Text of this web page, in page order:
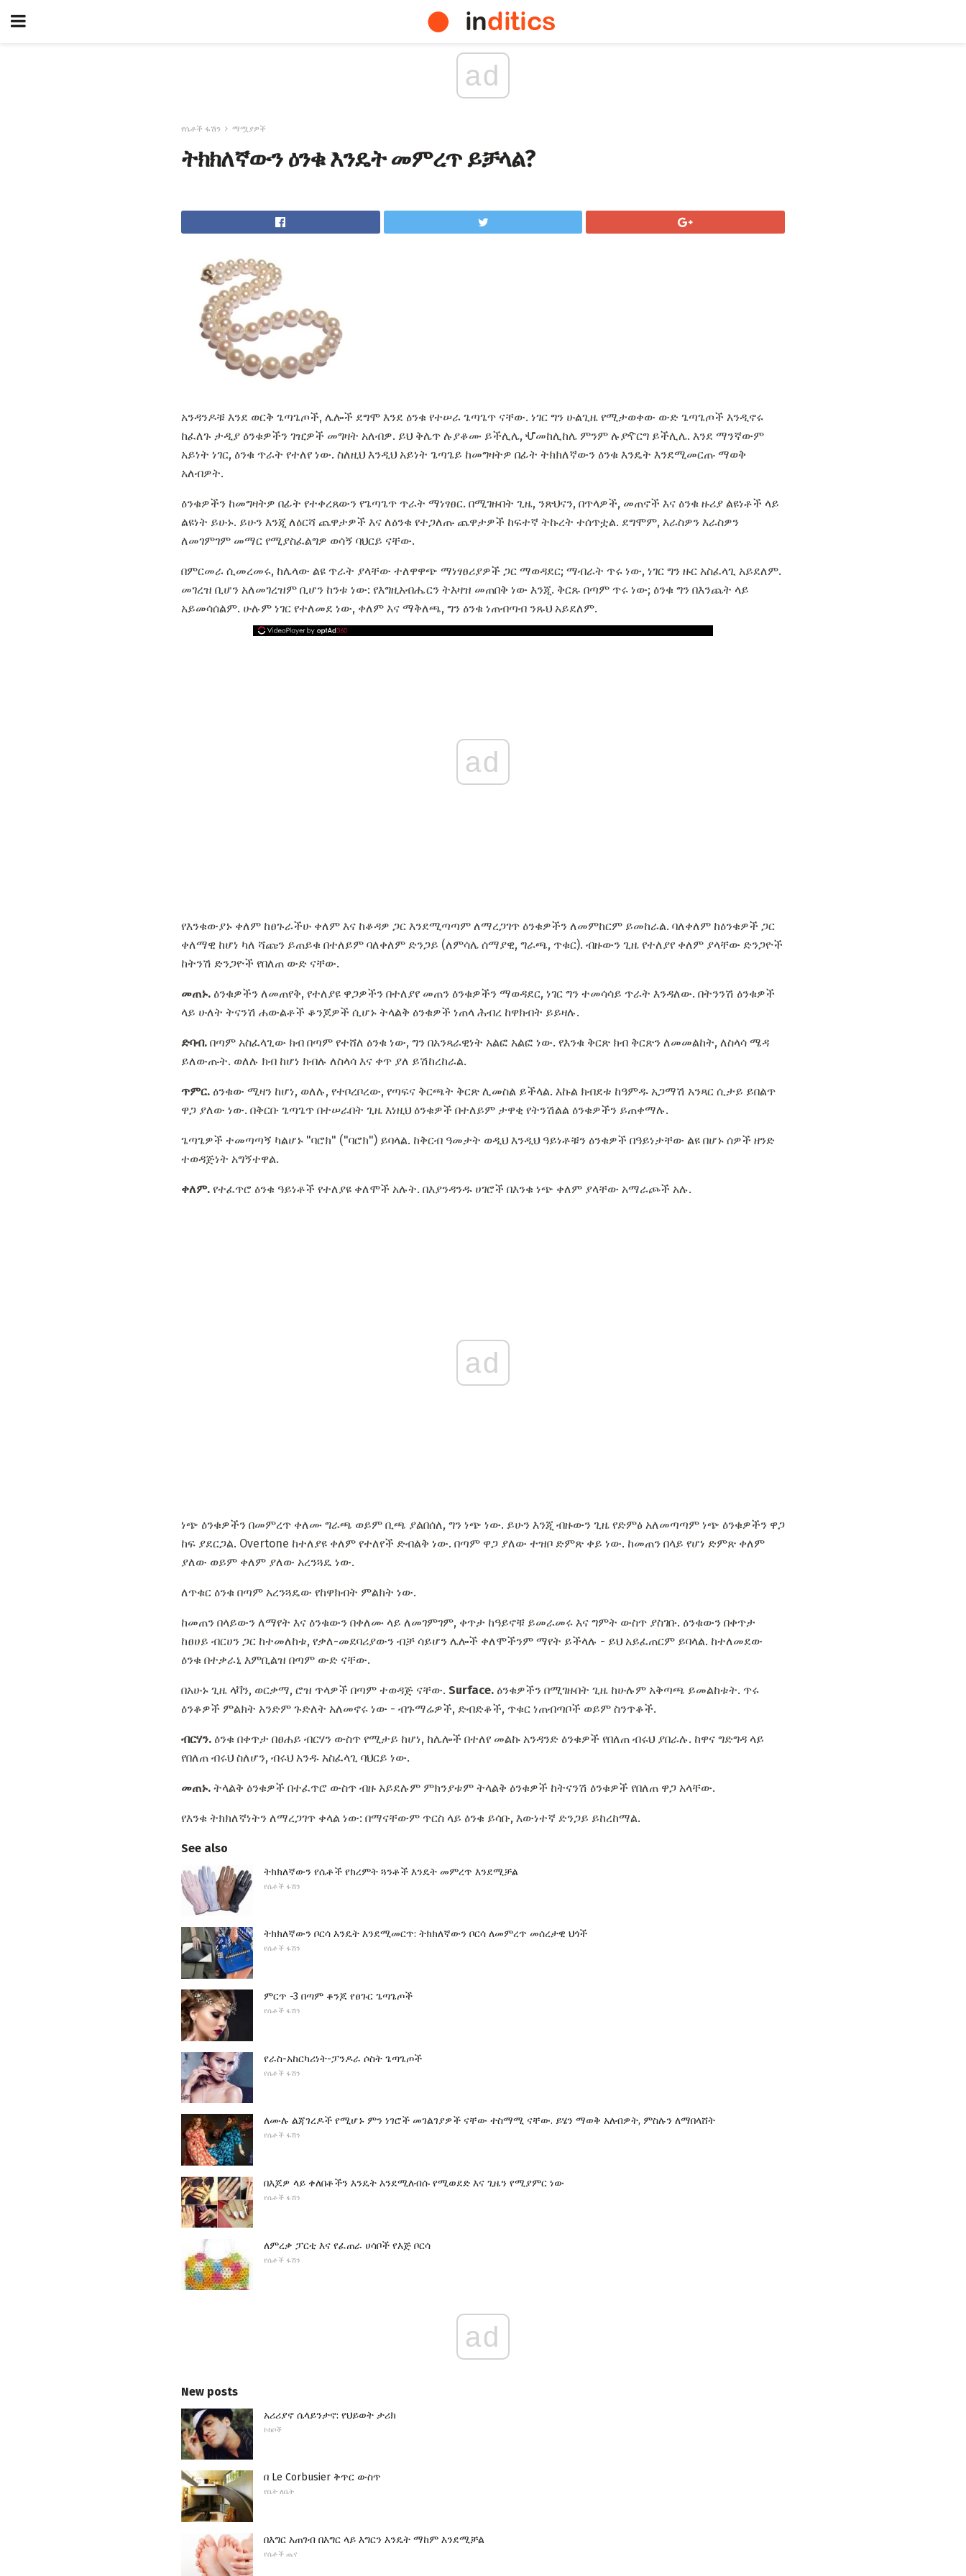
ad
የሴቶች ፋሽን ማሟያዎች
ትክክለኛውን ዕንቁ እንዴት መምረጥ ይቻላል?
አንዳንዶቹ እንደ ወርቅ ጌጣጌጦች, ሌሎች ደግሞ እንደ ዕንቁ የተሠራ ጌጣጌጥ ናቸው. ነገር ግን ሁልጊዜ የሚታወቀው ውድ ጌጣጌጦች እንዲኖሩ
ከፈለጉ ታዲያ ዕንቁዎችን ገዢዎች መግዛት አለብዎ. ይህ ቅሌጥ ሉያቆሙ ይችሊሌ, ሇመከሊከሌ ምንም ሉያዯርግ ይችሊሌ. እንደ ማንኛውም
አይነት ነገር, ዕንቁ ጥራት የተለየ ነው. ስለዚህ እንዲህ አይነት ጌጣጌይ ከመግዛትዎ በፊት ትክክለኛውን ዕንቁ እንዴት እንደሚመርጡ ማወቅ
አለብዎት.
ዕንቁዎችን ከመግዛትዎ በፊት የተቀረጸውን የጌጣጌጥ ጥራት ማነፃፀር. በሚገዙበት ጊዜ, ንጽህናን, በጥላዎች, መጠኖች እና ዕንቁ ዙሪያ ልዩነቶች ላይ
ልዩነት ይሁኑ. ይሁን እንጂ ለዕርሻ ጨዋታዎች እና ለዕንቁ የተጋለጡ ጨዋታዎች ከፍተኛ ትኩረት ተሰጥቷል. ደግሞም, እራስዎን እራስዎን
ለመገምገም መማር የሚያስፈልግዎ ወሳኝ ባህርይ ናቸው.
በምርመራ ሲመረመሩ, ከሌላው ልዩ ጥራት ያላቸው ተለዋዋጭ ማነፃፀሪያዎች ጋር ማወዳደር; ማብራት ጥሩ ነው, ነገር ግን ዙር አስፈላጊ አይደለም.
መገረዝ ቢሆን አለመገረዝም ቢሆን ከንቱ ነው: የእግዚአብሔርን ትእዛዝ መጠበቅ ነው እንጂ. ቅርጹ በጣም ጥሩ ነው; ዕንቁ ግን በእንጨት ላይ
አይመሳሰልም. ሁሉም ነገር የተለመደ ነው, ቀለም እና ማቅለጫ, ግን ዕንቁ ነጠብጣብ ንጹህ አይደለም.
ad
የእንቁውያኑ ቀለም ከፀጉራችሁ ቀለም እና ከቆዳዎ ጋር እንደሚጣጣም ለማረጋገጥ ዕንቁዎችን ለመምከርም ይመከራል. ባለቀለም ከዕንቁዎች ጋር
ቀለማዊ ከሆነ ካለ ሻጩን ይጠይቁ በተለይም ባለቀለም ድንጋይ (ለምሳሌ ሰማያዊ, ግራጫ, ጥቁር). ብዙውን ጊዜ የተለያየ ቀለም ያላቸው ድንጋዮች
ከትንሽ ድንጋዮች የበለጠ ውድ ናቸው.
መጠኑ. ዕንቁዎችን ለመጠየቅ, የተለያዩ ዋጋዎችን በተለያየ መጠን ዕንቁዎችን ማወዳደር, ነገር ግን ተመሳሳይ ጥራት እንዳለው. በትንንሽ ዕንቁዎች
ላይ ሁለት ትናንሽ ሐውልቶች ቆንጆዎች ሲሆኑ ትላልቅ ዕንቁዎች ነጠላ ሕብረ ከዋክብት ይይዛሉ.
ድባብ. በጣም አስፈላጊው ክብ በጣም የተሸለ ዕንቁ ነው, ግን በአንጻራዊነት አልፎ አልፎ ነው. የእንቁ ቅርጽ ክብ ቅርጽን ለመመልከት, ለስላሳ ሜዳ
ይለውጡት. ወለሉ ክብ ከሆነ ክብሉ ለስላሳ እና ቀጥ ያለ ይሽከረከራል.
ጥምር. ዕንቁው ሚዛን ከሆነ, ወለሉ, የተቦረቦረው, የጣፍና ቅርጫት ቅርጽ ሊመስል ይችላል. እኩል ክብደቱ ከዓምዱ አጋማሽ አንጻር ሲታይ ይበልጥ
ዋጋ ያለው ነው. በቅርቡ ጌጣጌጥ በተሠራበት ጊዜ እነዚህ ዕንቁዎች በተለይም ታዋቂ የትንሽልል ዕንቁዎችን ይጠቀማሉ.
ጌጣጌዎች ተመጣጣኝ ካልሆኑ "ባሮክ" ("ባሮክ") ይባላል. ከቅርብ ዓመታት ወዲህ እንዲህ ዓይነቶቹን ዕንቁዎች በዓይነታቸው ልዩ በሆኑ ሰዎች ዘንድ
ተወዳጅነት አግኝተዋል.
ቀለም. የተፈጥሮ ዕንቁ ዓይነቶች የተለያዩ ቀለሞች አሉት. በእያንዳንዱ ሀገሮች በእንቁ ነጭ ቀለም ያላቸው አማራጮች አሉ.
ad
ነጭ ዕንቁዎችን በመምረጥ ቀለሙ ግራጫ ወይም ቢጫ ያልበሰለ, ግን ነጭ ነው. ይሁን እንጂ ብዙውን ጊዜ የድምፅ አለመጣጣም ነጭ ዕንቁዎችን ዋጋ
ከፍ ያደርጋል. Overtone ከተለያዩ ቀለም የተለየች ድብልቅ ነው. በጣም ዋጋ ያለው ተዝቦ ድምጽ ቀይ ነው. ከመጠን በላይ የሆነ ድምጽ ቀለም
ያለው ወይም ቀለም ያለው አረንጓዴ ነው.
ለጥቁር ዕንቁ በጣም አረንጓዴው የከዋክብት ምልክት ነው.
ከመጠን በላይውን ለማየት እና ዕንቁውን በቀለሙ ላይ ለመገምገም, ቀጥታ ከዓይኖቹ ይመራመሩ እና ግምት ውስጥ ያስገቡ. ዕንቁውን በቀጥታ
ከፀሀይ ብርሀን ጋር ከተመለከቱ, የቃለ-መደባሪያውን ብቻ ሳይሆን ሌሎች ቀለሞችንም ማየት ይችላሉ - ይህ አይፈጠርም ይባላል. ከተለመደው
ዕንቁ በተቃራኒ እምቢልዝ በጣም ውድ ናቸው.
በአሁኑ ጊዜ ላቫን, ወርቃማ, ሮዝ ጥላዎች በጣም ተወዳጅ ናቸው. Surface. ዕንቁዎችን በሚገዙበት ጊዜ ከሁሉም አቅጣጫ ይመልከቱት. ጥሩ
ዕንቆዎች ምልክት አንድም ጉድለት አለመኖሩ ነው - ብጉማሬዎች, ድብድቆች, ጥቁር ነጠብጣቦች ወይም ስንጥቆች.
ብርሃን. ዕንቁ በቀጥታ በፀሐይ ብርሃን ውስጥ የሚታይ ከሆነ, ከሌሎች በተለየ መልኩ አንዳንድ ዕንቁዎች የበለጠ ብሩህ ያበራሉ. ከዋና ግድግዳ ላይ
የበለጠ ብሩህ ስለሆን, ብሩህ አንዱ አስፈላጊ ባህርይ ነው.
መጠኑ. ትላልቅ ዕንቁዎች በተፈጥሮ ውስጥ ብዙ አይደሉም ምክንያቱም ትላልቅ ዕንቁዎች ከትናንሽ ዕንቁዎች የበለጠ ዋጋ አላቸው.
የእንቁ ትክክለኛነትን ለማረጋገጥ ቀላል ነው: በማናቸውም ጥርስ ላይ ዕንቁ ይሳቡ, እውነተኛ ድንጋይ ይከረከማል.
See also
ትክክለኛውን የሴቶች የክረምት ጓንቶች እንዴት መምረጥ እንደሚቻል
የሴቶች ፋሽን
ትክክለኛውን ቦርሳ እንዴት እንደሚመርጥ: ትክክለኛውን ቦርሳ ለመምረጥ መሰረታዊ ህጎች
የሴቶች ፋሽን
ምርጥ -3 በጣም ቆንጆ የፀጉር ጌጣጌጦች
የሴቶች ፋሽን
የራስ-አከርካሪነት-ፓንዶራ ሶስት ጌጣጌጦች
የሴቶች ፋሽን
ለሙሉ ልጃገረዶች የሚሆኑ ምን ነገሮች መገልገያዎች ናቸው ተስማሚ ናቸው. ይሄን ማወቅ አለብዎት, ምስሉን ለማበላሸት
የሴቶች ፋሽን
በእጆዎ ላይ ቀለበቶችን እንዴት እንደሚለብሱ የሚወደድ እና ጊዜን የሚያምር ነው
የሴቶች ፋሽን
ለምረቃ ፓርቲ እና የፈጠራ ሀሳቦች የእጅ ቦርሳ
የሴቶች ፋሽን
ad
New posts
አሪሪያኖ ሴላይንታኖ: የህይወት ታሪክ
ኮከቦች
በ Le Corbusier ቅጥር ውስጥ
የቤት ለቤት
በእግር አጠገብ በእግር ላይ እግርን እንዴት ማከም እንደሚቻል
የሴቶች ጤና